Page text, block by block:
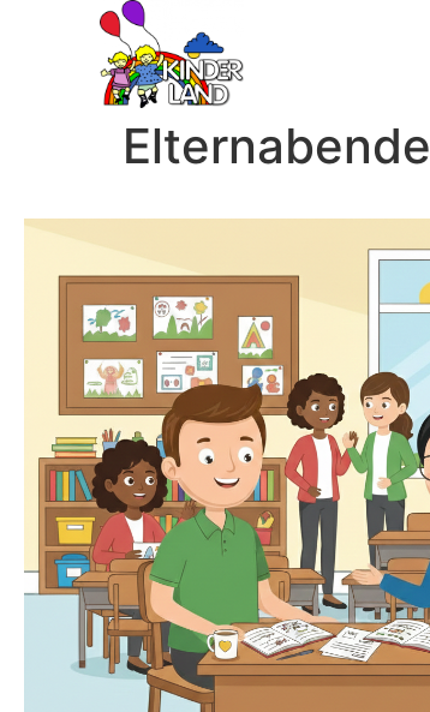
Elternabende